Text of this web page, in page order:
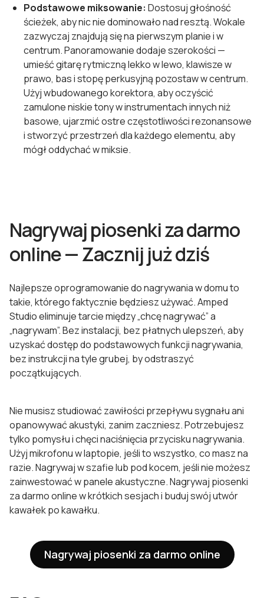
Podstawowe miksowanie: Dostosuj głośność
ścieżek, aby nic nie dominowało nad resztą. Wokale
zazwyczaj znajdują się na pierwszym planie i w
centrum. Panoramowanie dodaje szerokości —
umieść gitarę rytmiczną lekko w lewo, klawisze w
prawo, bas i stopę perkusyjną pozostaw w centrum.
Użyj wbudowanego korektora, aby oczyścić
zamulone niskie tony w instrumentach innych niż
basowe, ujarzmić ostre częstotliwości rezonansowe
i stworzyć przestrzeń dla każdego elementu, aby
mógł oddychać w miksie.
Nagrywaj piosenki za darmo
online — Zacznij już dziś
Najlepsze oprogramowanie do nagrywania w domu to
takie, którego faktycznie będziesz używać. Amped
Studio eliminuje tarcie między „chcę nagrywać” a
„nagrywam”. Bez instalacji, bez płatnych ulepszeń, aby
uzyskać dostęp do podstawowych funkcji nagrywania,
bez instrukcji na tyle grubej, by odstraszyć
początkujących.
Nie musisz studiować zawiłości przepływu sygnału ani
opanowywać akustyki, zanim zaczniesz. Potrzebujesz
tylko pomysłu i chęci naciśnięcia przycisku nagrywania.
Użyj mikrofonu w laptopie, jeśli to wszystko, co masz na
razie. Nagrywaj w szafie lub pod kocem, jeśli nie możesz
zainwestować w panele akustyczne. Nagrywaj piosenki
za darmo online w krótkich sesjach i buduj swój utwór
kawałek po kawałku.
Nagrywaj piosenki za darmo online